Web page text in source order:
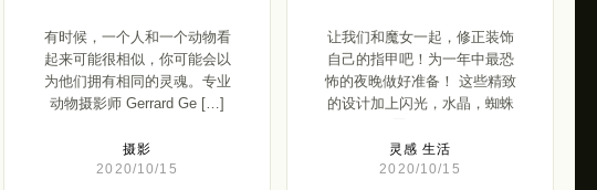
有时候，一个人和一个动物看
起来可能很相似，你可能会以
为他们拥有相同的灵魂。专业
动物摄影师 Gerrard Ge […]
摄影
2020/10/15
让我们和魔女一起，修正装饰
自己的指甲吧！为一年中最恐
怖的夜晚做好准备！ 这些精致
的设计加上闪光，水晶，蜘蛛
灵感 生活
2020/10/15